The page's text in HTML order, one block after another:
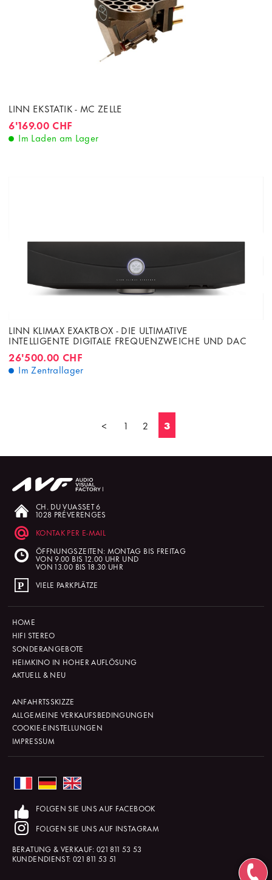
LINN EKSTATIK - MC ZELLE
6'169.00 CHF
Im Laden am Lager
LINN KLIMAX EXAKTBOX - DIE ULTIMATIVE
INTELLIGENTE DIGITALE FREQUENZWEICHE UND DAC
26'500.00 CHF
Im Zentrallager
< 1 2 3
CH. DU VUASSET 6
1028 PRÉVERENGES
KONTAK PER E-MAIL
ÖFFNUNGSZEITEN: MONTAG BIS FREITAG
VON 9.00 BIS 12.00 UHR UND
VON 13.00 BIS 18.30 UHR
VIELE PARKPLÄTZE
HOME
HIFI STEREO
SONDERANGEBOTE
HEIMKINO IN HOHER AUFLÖSUNG
AKTUELL & NEU
ANFAHRTSSKIZZE
ALLGEMEINE VERKAUFSBEDINGUNGEN
COOKIE-EINSTELLUNGEN
IMPRESSUM
FOLGEN SIE UNS AUF FACEBOOK
FOLGEN SIE UNS AUF INSTAGRAM
BERATUNG & VERKAUF: 021 811 53 53
KUNDENDIENST: 021 811 53 51